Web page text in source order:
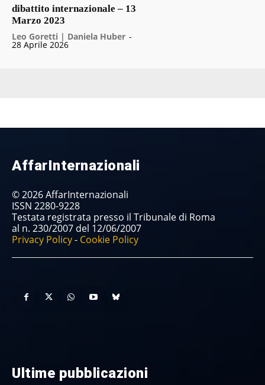
dibattito internazionale – 13
Marzo 2023
Leo Goretti | Daniela Huber -
28 Aprile 2026
AffarInternazionali
© 2026 AffarInternazionali
ISSN 2280-9228
Testata registrata presso il Tribunale di Roma
al n. 230/2007 del 12/06/2007
Privacy Policy- Cookie Policy
Ultime pubblicazioni